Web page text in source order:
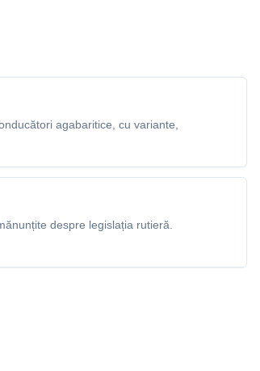
agabaritice, cu variante,
despre legislația rutieră.